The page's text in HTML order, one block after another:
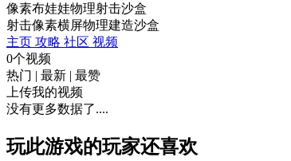
像素布娃娃物理射击沙盒
射击像素横屏物理建造沙盒
主页 攻略 社区 视频
0个视频
热门 | 最新 | 最赞
上传我的视频
没有更多数据了....
玩此游戏的玩家还喜欢